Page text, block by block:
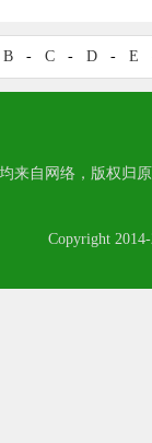
B - C - D - E
来自网络，版权归
Copyright